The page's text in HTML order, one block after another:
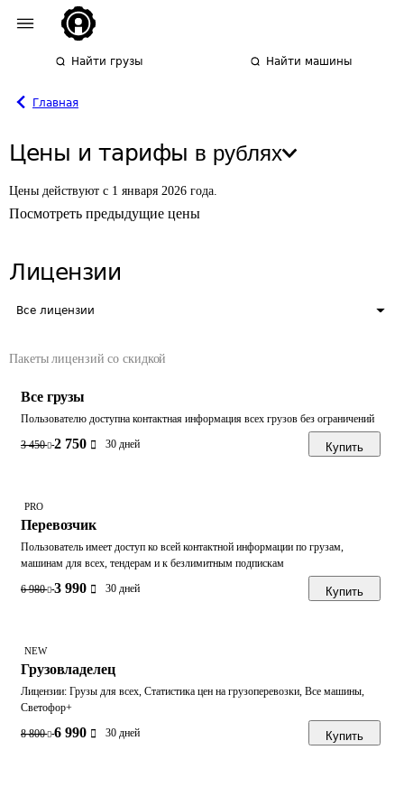
Найти грузы Найти машины
Главная
Цены и тарифы в рублях
Цены действуют с 1 января 2026 года.
Посмотреть предыдущие цены
Лицензии
Все лицензии
Пакеты лицензий со скидкой
Все грузы
Пользователю доступна контактная информация всех грузов без ограничений
3 450 2 750 30 дней Купить
PRO
Перевозчик
Пользователь имеет доступ ко всей контактной информации по грузам,
машинам для всех, тендерам и к безлимитным подпискам
6 980 3 990 30 дней Купить
NEW
Грузовладелец
Лицензии: Грузы для всех, Статистика цен на грузоперевозки, Все машины,
Светофор+
8 800 6 990 30 дней Купить